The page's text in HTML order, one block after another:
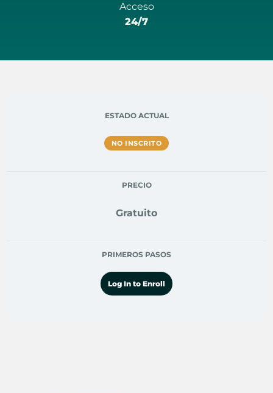
Acceso
24/7
ESTADO ACTUAL
NO INSCRITO
PRECIO
Gratuito
PRIMEROS PASOS
Log In to Enroll